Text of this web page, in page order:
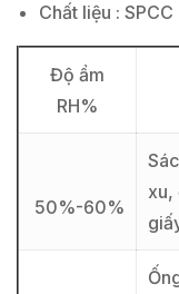
Chất liệu :
Độ ẩm
RH%
50%-60%
xu,